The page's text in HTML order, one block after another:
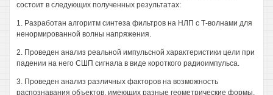
состоит в следующих полученных результатах:
1. Разработан алгоритм синтеза фильтров на НЛП с Т-волнами для
ненормированной волны напряжения.
2. Проведен анализ реальной импульсной характеристики цели при
падении на него СШП сигнала в виде короткого радиоимпульса.
3. Проведен анализ различных факторов на возможность
распознавания объектов, имеющих разные геометрические формы.